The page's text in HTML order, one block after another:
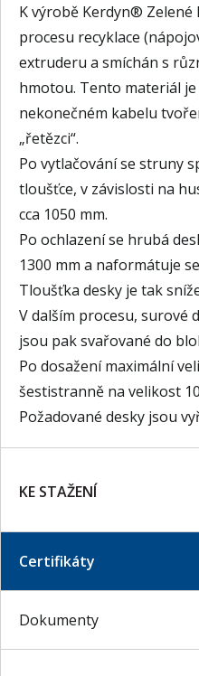
K výrobě Kerdyn® Zelené
procesu recyklace
extruderu a smíchán s
hmotou. Tento materiál
nekonečném kabelu
„řetězci“.
Po vytlačování se struny
tloušťce, v závislosti na
cca 1050 mm.
Po ochlazení se hrubá
1300 mm a naformátuje
Tloušťka desky je tak
V dalším procesu, surové
jsou pak svařované do
Po dosažení maximální
šestistranně na velikost
Požadované desky jsou
KE STAŽENÍ
Certifikáty
Dokumenty